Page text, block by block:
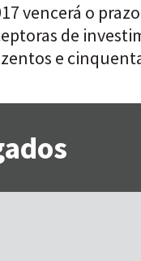
vencerá o
de
e